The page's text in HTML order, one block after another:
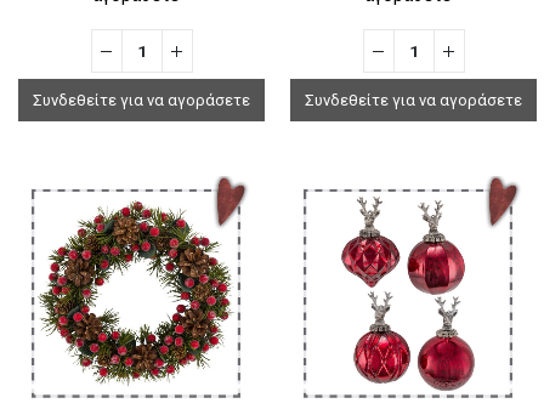
Συνδεθείτε για να αγοράσετε Συνδεθείτε για να αγοράσετε